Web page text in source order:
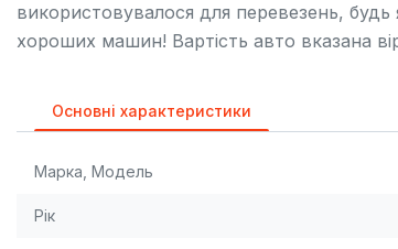
використовувалося для перевезень, будь
хороших машин! Вартість авто вказана
Основні характеристики
Марка, Модель
Рік